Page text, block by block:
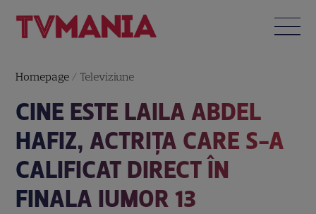
Homepage / Televiziune
CINE ESTE LAILA ABDEL
HAFIZ, ACTRIȚA CARE S-A
CALIFICAT DIRECT ÎN
FINALA IUMOR 13